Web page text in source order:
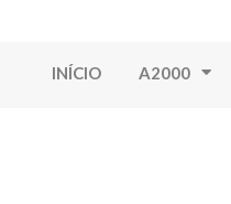
INÍCIO A2000